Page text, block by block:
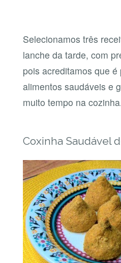
Selecionamos três
lanche da tarde, com
pois acreditamos que
alimentos saudáveis e
muito tempo na
Coxinha Saudável